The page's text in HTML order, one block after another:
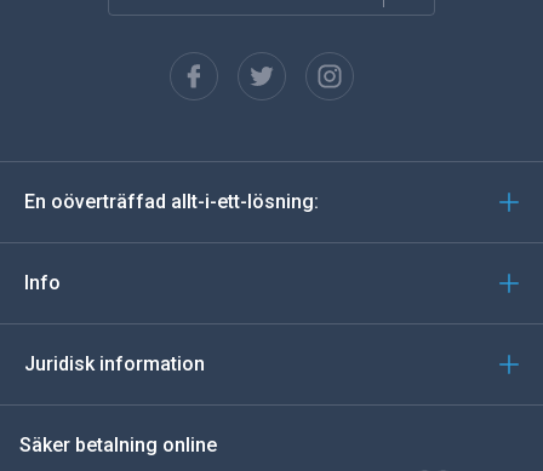
Spanska
tyska
Türkçe
En oöverträffad allt-i-ett-lösning:
Info
Juridisk information
Säker betalning online